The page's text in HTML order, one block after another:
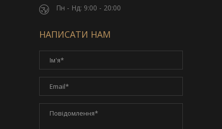
Пн - Нд: 9:00 - 20:00
НАПИСАТИ НАМ